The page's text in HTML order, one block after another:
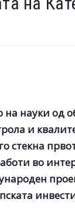
на науки од
и
стекна
во